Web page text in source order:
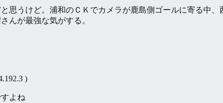
思うけど。浦和のＣＫでカメラが鹿島側ゴールに寄る中
んが最強な気がする。
)
よね